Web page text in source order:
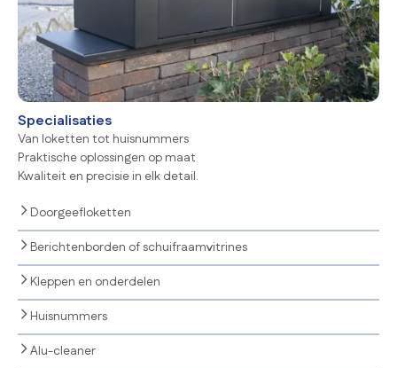
Specialisaties
Van loketten tot huisnummers
Praktische oplossingen op maat
Kwaliteit en precisie in elk detail.
Doorgeefloketten
Berichtenborden of schuifraamvitrines
Kleppen en onderdelen
Huisnummers
Alu-cleaner